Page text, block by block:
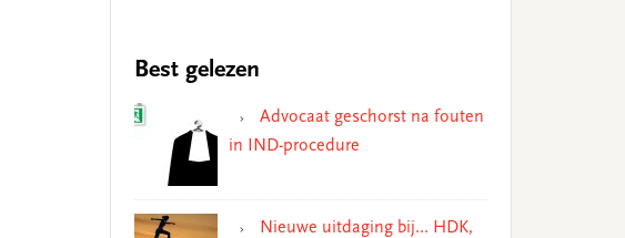
Best gelezen
Advocaat geschorst na fouten
in IND-procedure
Nieuwe uitdaging bij… HDK,